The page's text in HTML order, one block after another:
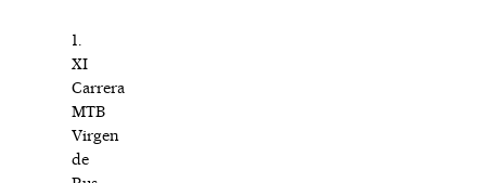
1.
XI
Carrera
MTB
Virgen
de